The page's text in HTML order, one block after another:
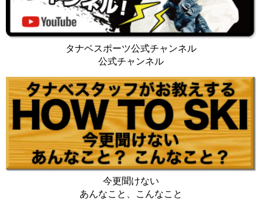
タナベスポーツ公式チャンネル
公式チャンネル
今更聞けない
あんなこと、こんなこと